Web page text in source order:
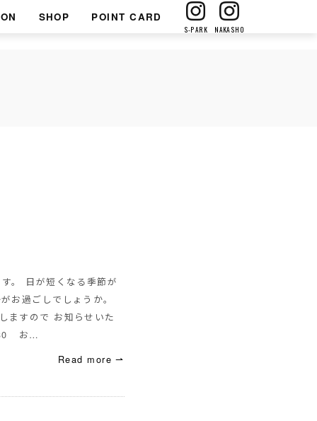
SHOP POINT CARD
S-PARK NAKASHO
。 日が短くなる季節が
お過ごしでしょうか。
ますので お知らせいた
30 お…
Read more ⇀